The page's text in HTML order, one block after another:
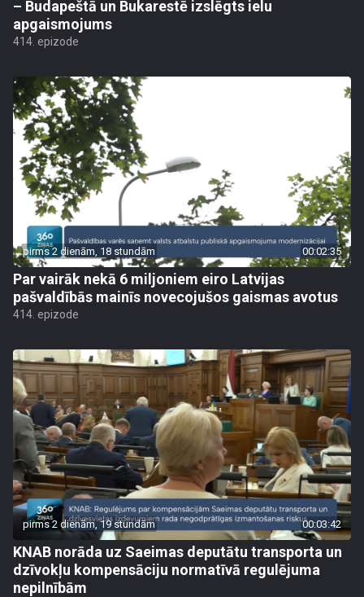
– Budapeštā un Bukarestē izslēgts ielu
apgaismojums
414. epizode
pirms 2 dienām, 18 stundām 00:02:35
Par vairāk nekā 6 miljoniem eiro Latvijas
pašvaldībās mainīs novecojušos gaismas avotus
414. epizode
pirms 2 dienām, 19 stundām 00:03:42
KNAB norāda uz Saeimas deputātu transporta un
dzīvokļu kompensāciju normatīvā regulējuma
nepilnībām